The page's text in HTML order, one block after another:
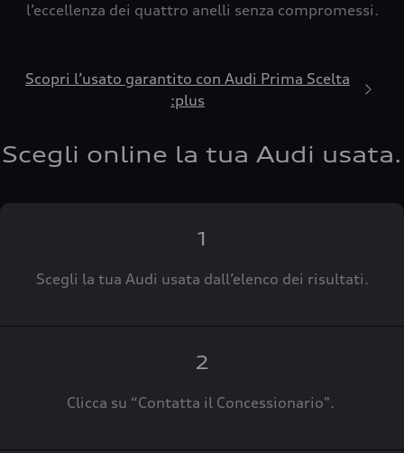
l’eccellenza dei quattro anelli senza compromessi.
Scopri l’usato garantito con Audi Prima Scelta
:plus
Scegli online la tua Audi usata.
1
Scegli la tua Audi usata dall’elenco dei risultati.
2
Clicca su “Contatta il Concessionario".